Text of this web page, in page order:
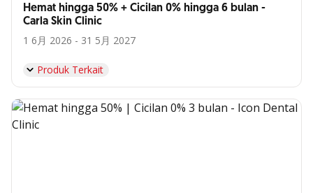
Hemat hingga 50% + Cicilan 0% hingga 6 bulan -
Carla Skin Clinic
1 6月 2026 - 31 5月 2027
Produk Terkait